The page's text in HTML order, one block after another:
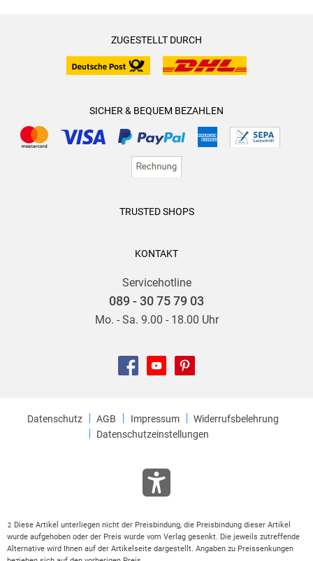
ZUGESTELLT DURCH
SICHER & BEQUEM BEZAHLEN
TRUSTED SHOPS
KONTAKT
Servicehotline
089 - 30 75 79 03
Mo. - Sa. 9.00 - 18.00 Uhr
Datenschutz AGB Impressum
Widerrufsbelehrung
Datenschutzeinstellungen
2
Diese Artikel unterliegen nicht der Preisbindung, die Preisbindung dieser Artikel
wurde aufgehoben oder der Preis wurde vom Verlag gesenkt. Die jeweils zutreffende
Alternative wird Ihnen auf der Artikelseite dargestellt. Angaben zu Preissenkungen